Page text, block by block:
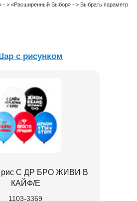
- > «Расширенный Выбор» - > Выбрать параметр
с рисунком
рис С ДР БРО ЖИВИ В
КАЙФ/E
1103-3369